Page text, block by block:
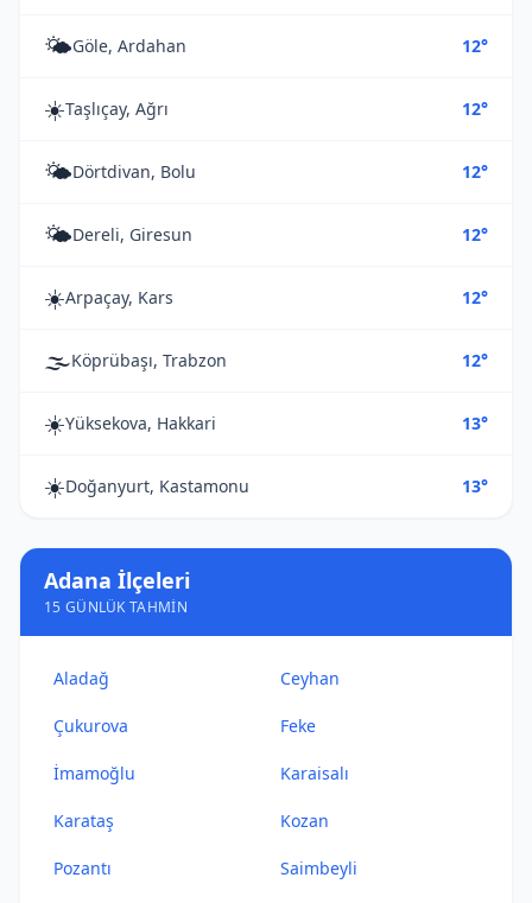
🌤️Göle, Ardahan 12°
☀️Taşlıçay, Ağrı 12°
🌤️Dörtdivan, Bolu 12°
🌤️Dereli, Giresun 12°
☀️Arpaçay, Kars 12°
🌫️Köprübaşı, Trabzon 12°
☀️Yüksekova, Hakkari 13°
☀️Doğanyurt, Kastamonu 13°
Adana İlçeleri
15 GÜNLÜK TAHMIN
Aladağ Ceyhan
Çukurova Feke
İmamoğlu Karaisalı
Karataş Kozan
Pozantı Saimbeyli